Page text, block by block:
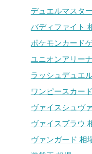
デュエルマスタ
バディファイト
ポケモンカード
ユニオンアリー
ラッシュデュエ
ワンピースカー
ヴァイスシュヴ
ヴァイスブラウ
ヴァンガード 相